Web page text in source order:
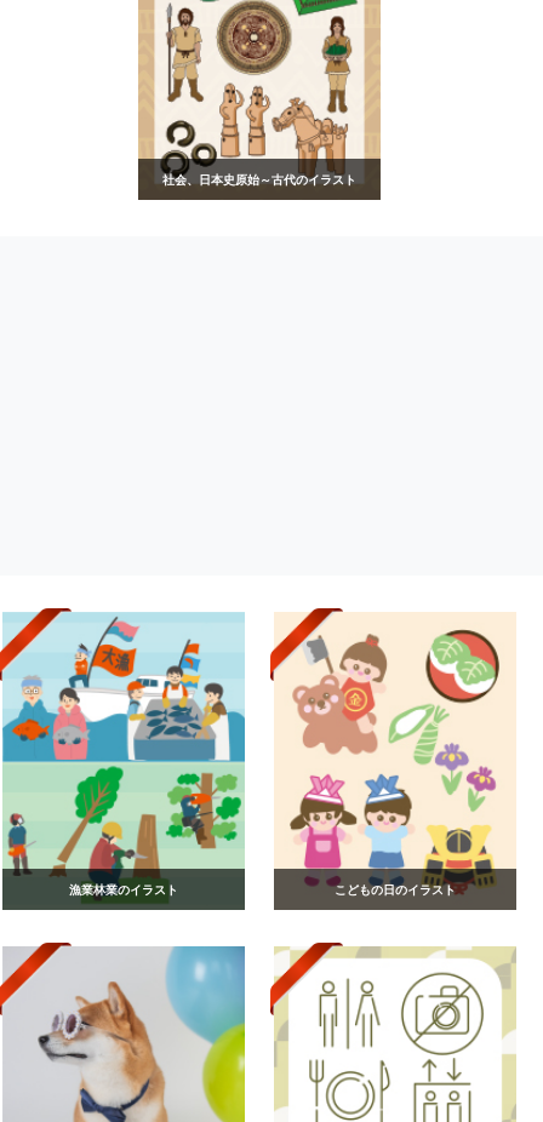
社会、日本史原始～古代のイラスト
漁業林業のイラスト こどもの日のイラスト